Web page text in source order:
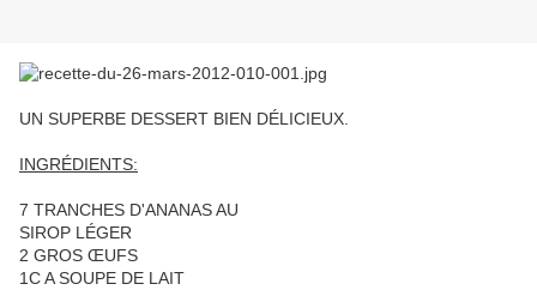
UN SUPERBE DESSERT BIEN DÉLICIEUX.
INGRÉDIENTS:
7 TRANCHES D'ANANAS AU
SIROP LÉGER
2 GROS ŒUFS
1C A SOUPE DE LAIT